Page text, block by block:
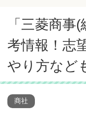
「三菱商事
考情報！志
やり方など
商社